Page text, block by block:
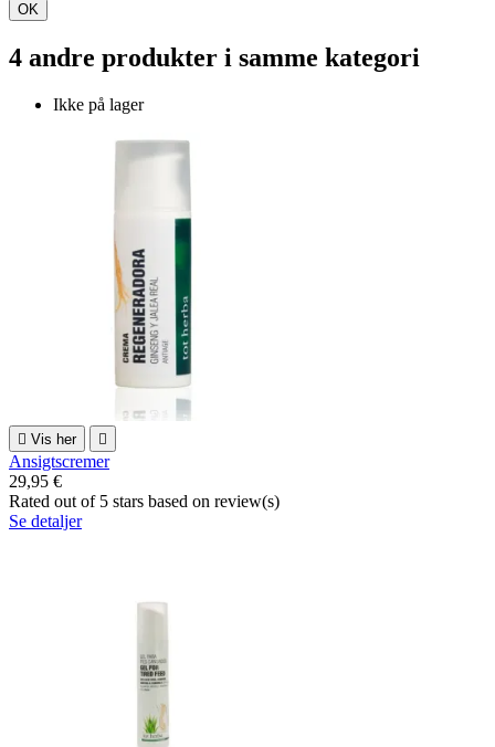
OK
4 andre produkter i samme kategori
Ikke på lager
 Vis her 
Ansigtscremer
29,95 €
Rated out of 5 stars based on review(s)
Se detaljer